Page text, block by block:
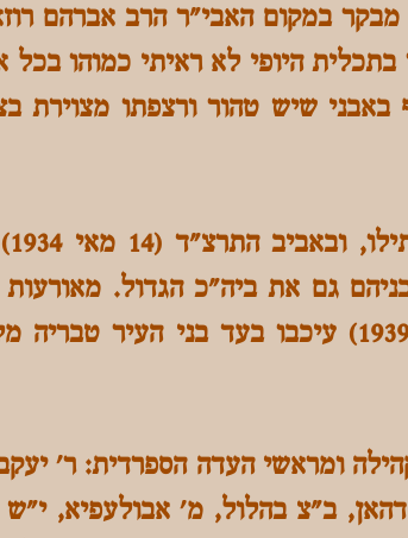
במקום האבי"ר הרב אברהם
היופי לא ראיתי כמוהו בכל
מרוצף באבני שיש טהור ורצפתו
גם את ביה"כ הגדול.
ומלחמת העולם השנייה שלאחר מכן (1939-1945) עיכבו בעד
נתכנסו מרבני הקהילה ומראשי העדה הספרדית:
ב"צ בהלול, מ' אבולעפיא, י"ש